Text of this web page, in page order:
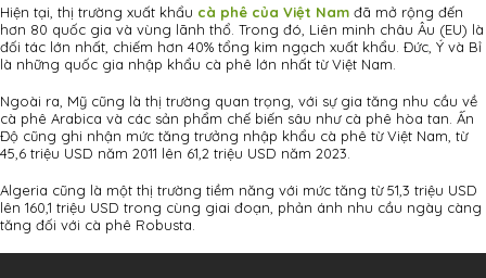
Hiện tại, thị trường xuất khẩu cà phê của Việt Nam đã mở rộng đến
hơn 80 quốc gia và vùng lãnh thổ. Trong đó, Liên minh châu Âu (EU) là
đối tác lớn nhất, chiếm hơn 40% tổng kim ngạch xuất khẩu. Đức, Ý và Bỉ
là những quốc gia nhập khẩu cà phê lớn nhất từ Việt Nam.
Ngoài ra, Mỹ cũng là thị trường quan trọng, với sự gia tăng nhu cầu về
cà phê Arabica và các sản phẩm chế biến sâu như cà phê hòa tan. Ấn
Độ cũng ghi nhận mức tăng trưởng nhập khẩu cà phê từ Việt Nam, từ
45,6 triệu USD năm 2011 lên 61,2 triệu USD năm 2023.
Algeria cũng là một thị trường tiềm năng với mức tăng từ 51,3 triệu USD
lên 160,1 triệu USD trong cùng giai đoạn, phản ánh nhu cầu ngày càng
tăng đối với cà phê Robusta.